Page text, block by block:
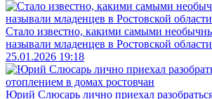
Стало известно, какими самыми
называли младенцев в Ростовской
25.01.2026 19:18
Юрий Слюсарь лично приехал